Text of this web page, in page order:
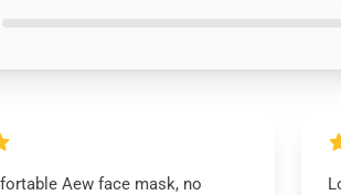
Aew face mask, no